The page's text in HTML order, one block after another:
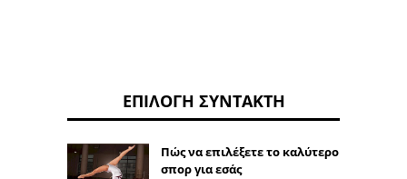
ΕΠΙΛΟΓΉ ΣΥΝΤΆΚΤΗ
Πώς να επιλέξετε το καλύτερο
σπορ για εσάς